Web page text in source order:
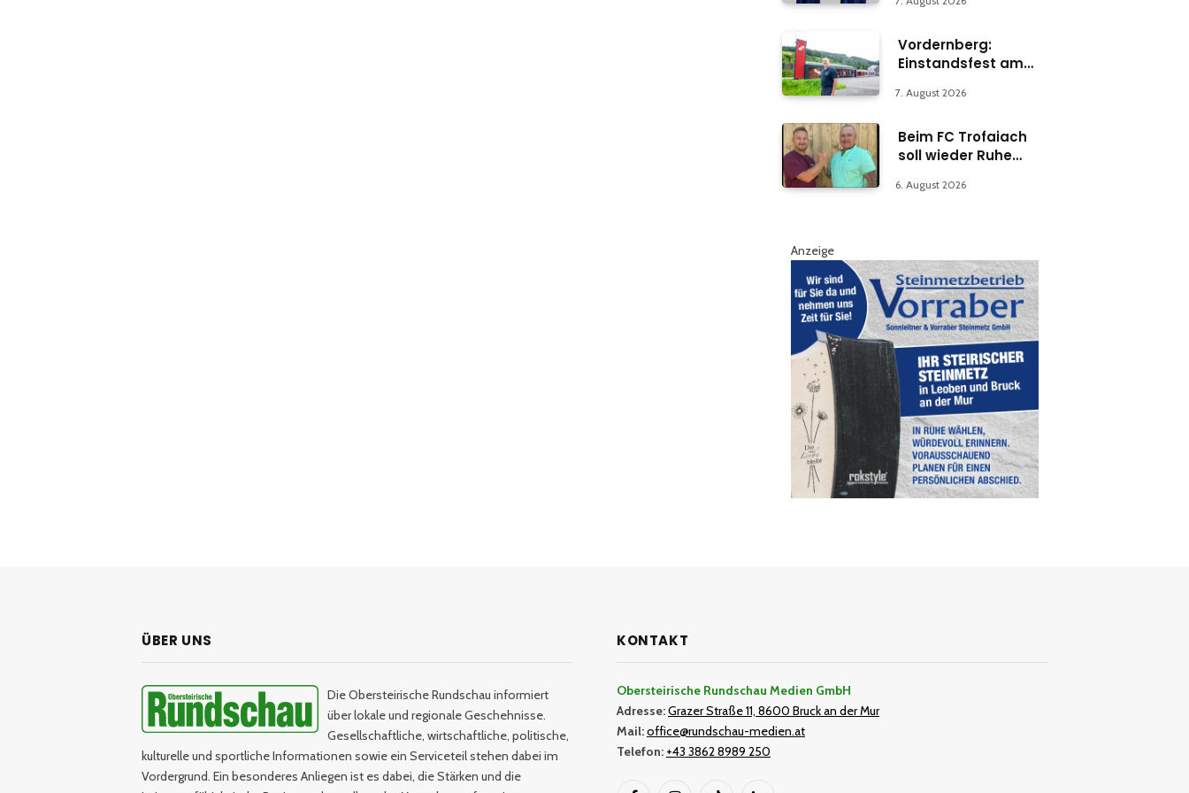
Vordernberg:
Einstandsfest am
7. August 2026
Beim FC Trofaiach
soll wieder Ruhe
6. August 2026
Anzeige
ÜBER UNS
Die Obersteirische Rundschau informiert
über lokale und regionale Geschehnisse.
Gesellschaftliche, wirtschaftliche, politische,
kulturelle und sportliche Informationen sowie ein Serviceteil stehen dabei im
Vordergrund. Ein besonderes Anliegen ist es dabei, die Stärken und die
KONTAKT
Obersteirische Rundschau Medien GmbH
Adresse:Grazer Straße 11, 8600 Bruck an der Mur
Mail:office@rundschau-medien.at
Telefon: +43 3862 8989 250